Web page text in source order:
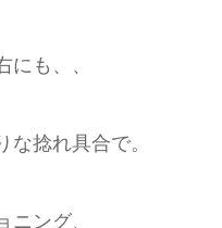
も、、
捻れ具合で。
ング、